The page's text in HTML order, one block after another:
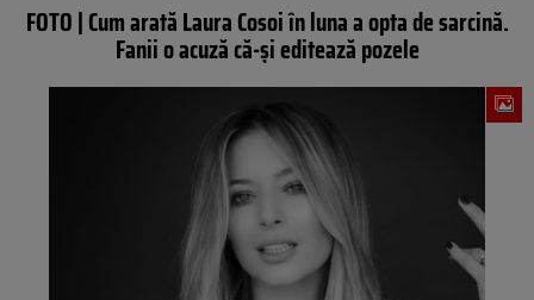
FOTO | Cum arată Laura Cosoi în luna a opta de sarcină.
Fanii o acuză că-și editează pozele